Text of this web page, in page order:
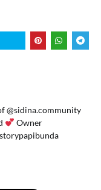
@sidina.community
Owner